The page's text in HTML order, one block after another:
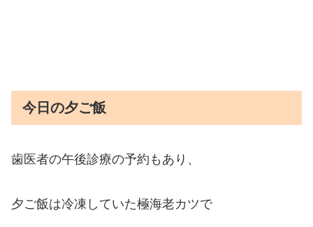
今日の夕ご飯
歯医者の午後診療の予約もあり、
夕ご飯は冷凍していた極海老カツで